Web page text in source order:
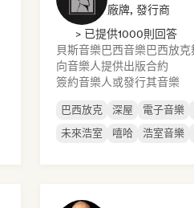
廠牌, 發行商
> 已提供1000則回答
貝斯音樂巴西音樂巴西放克
向音樂人提供出版合約
簽約音樂人或發行其音樂
巴西放克 深屋 電子音樂
未來浩室
嘻哈 浩室音樂